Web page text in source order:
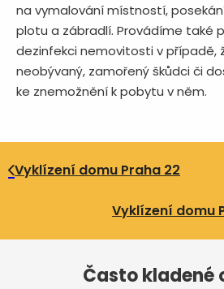
na vymalování místností,
plotu a zábradlí. Provádíme také
dezinfekci nemovitosti v případě,
neobývaný, zamořený škůdci či
ke znemožnění k pobytu v něm.
Vyklízení domu Praha 22
Vyklízení domu
Často kladené